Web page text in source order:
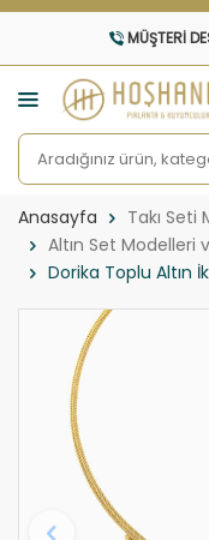
MÜŞTERI
Anasayfa
Takı Seti
Altın Set Modelleri
Dorika Toplu Altın